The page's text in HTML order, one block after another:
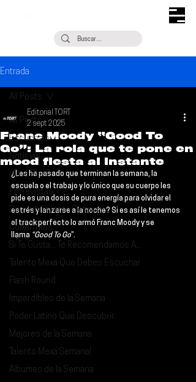
Entrada
All Posts
Escúchalo
Noticias
¿Qué Plan?
Entrevistas
Descubrimiento Semanal
Coberturas
Si Te Gusta... Te Recomendamos A...
Talento Mexa Que Debes Escuchar
Flash Round
Imperdibles de la Semana
Poder Latino Que Descubrir
Mejores de la Semana
Talento Mexa Semanal
Álbumes de la Semana
All Posts
Franc Moody “Good To
Go”: La rola que te pone en
mood fiesta al instante
Editorial TORT
2 sept 2025
¿Les ha pasado que terminan la semana, la
escuela o el trabajo y lo único que su cuerpo les
pide es una dosis de pura energía para olvidar el
estrés y lanzarse a la noche? Si es así le tenemos
el track perfecto lo armó Franc Moody y se
llama “Good To Go”.